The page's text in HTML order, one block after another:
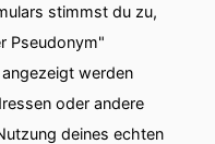
stimmst du zu,
Pseudonym"
werden
oder andere
deines echten